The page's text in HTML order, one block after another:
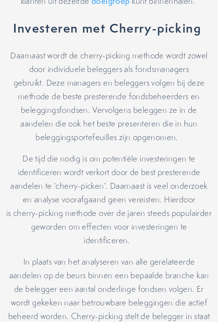
Investeren met Cherry-picking
Daarnaast wordt de cherry-picking methode wordt zowel
door individuele beleggers als fondsmanagers
gebruikt. Deze managers en beleggers volgen bij deze
methode de beste presterende fondsbeheerders en
beleggingsfondsen. Vervolgens beleggen ze in de
aandelen die ook het beste presenteren die in hun
beleggingsportefeuilles zijn opgenomen.
De tijd die nodig is om potentiële investeringen te
identificeren wordt verkort door de best presterende
aandelen te ‘cherry-picken’. Daarnaast is veel onderzoek
en analyse voorafgaand geen vereisten. Hierdoor
is cherry-picking methode over de jaren steeds populairder
geworden om effecten voor investeringen te
identificeren.
In plaats van het analyseren van alle gerelateerde
aandelen op de beurs binnen een bepaalde branche kan
de belegger een aantal onderlinge fondsen volgen. Er
wordt gekeken naar betrouwbare beleggingen die actief
beheerd worden. Cherry-picking stelt de belegger in staat